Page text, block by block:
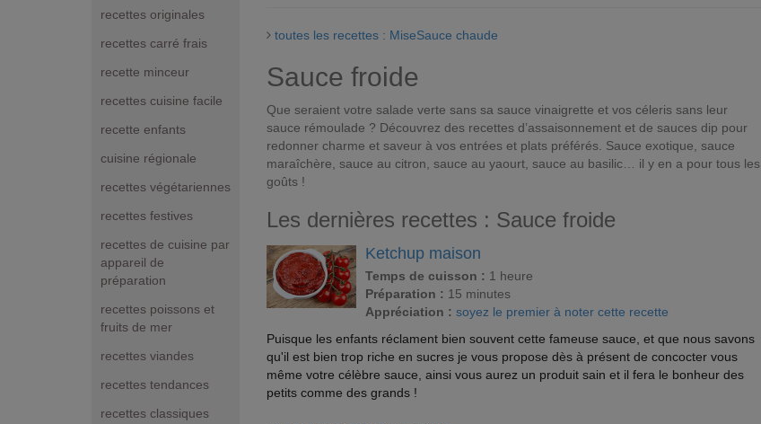
recettes originales
recettes carré frais
recette minceur
recettes cuisine facile
recette enfants
cuisine régionale
recettes végétariennes
recettes festives
recettes de cuisine par
appareil de
préparation
recettes poissons et
fruits de mer
recettes viandes
recettes tendances
recettes classiques
toutes les recettes : MiseSauce chaude
Sauce froide
Que seraient votre salade verte sans sa sauce vinaigrette et vos céleris sans leur
sauce rémoulade ? Découvrez des recettes d’assaisonnement et de sauces dip pour
redonner charme et saveur à vos entrées et plats préférés. Sauce exotique, sauce
maraîchère, sauce au citron, sauce au yaourt, sauce au basilic… il y en a pour tous les
goûts !
Les dernières recettes : Sauce froide
Ketchup maison
Temps de cuisson : 1 heure
Préparation : 15 minutes
Appréciation : soyez le premier à noter cette recette
Puisque les enfants réclament bien souvent cette fameuse sauce, et que nous savons
qu'il est bien trop riche en sucres je vous propose dès à présent de concocter vous
même votre célèbre sauce, ainsi vous aurez un produit sain et il fera le bonheur des
petits comme des grands !